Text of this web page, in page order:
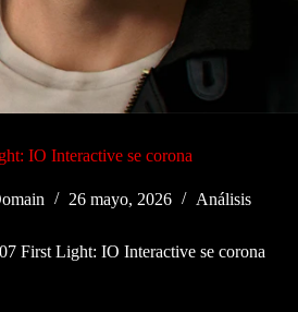
IO Interactive se corona
26 mayo, 2026 Análisis
First Light: IO Interactive se corona